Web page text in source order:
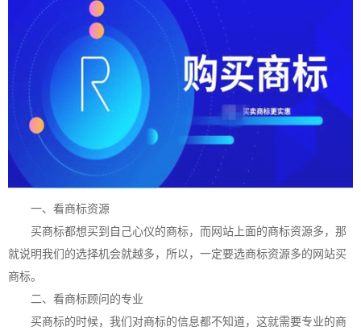
一、看商标资源
买商标都想买到自己心仪的商标，而网站上面的商标资源多，那
就说明我们的选择机会就越多，所以，一定要选商标资源多的网站买
商标。
二、看商标顾问的专业
买商标的时候，我们对商标的信息都不知道，这就需要专业的商